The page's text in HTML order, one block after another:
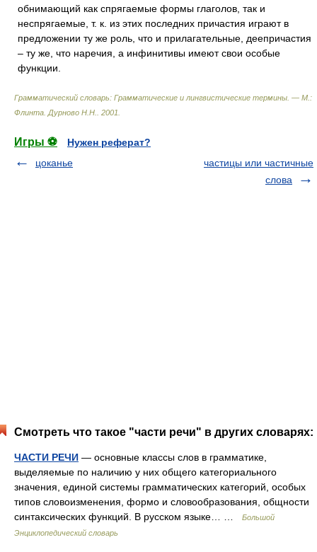
обнимающий как спрягаемые формы глаголов, так и
неспрягаемые, т. к. из этих последних причастия играют в
предложении ту же роль, что и прилагательные, деепричастия
– ту же, что наречия, а инфинитивы имеют свои особые
функции.
Грамматический словарь: Грамматические и лингвистические термины. — М.:
Флинта Дурново Н.Н. 2001
Игры ⚽
Нужен реферат?
цоканье
частицы или частичные
слова
Смотреть что такое "части речи" в других словарях:
ЧАСТИ РЕЧИ — основные классы слов в грамматике,
выделяемые по наличию у них общего категориального
значения, единой системы грамматических категорий, особых
типов словоизменения, формо и словообразования, общности
синтаксических функций. В русском языке… …
Большой
Энциклопедический словарь